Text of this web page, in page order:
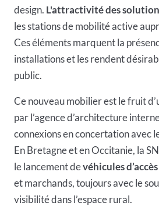
design. L'attractivité des
les stations de mobilité active
Ces éléments marquent la
installations et les rendent
public.
Ce nouveau mobilier est le fruit
par l’agence d’architecture
connexions en concertation avec
En Bretagne et en Occitanie, la
le lancement devéhicules
et marchands, toujours avec le
visibilité dans l’espace rural.